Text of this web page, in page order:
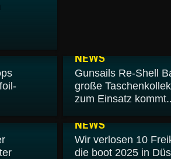
NEWS
Gunsails Re-Shell
große
zum Einsatz
NEWS
Wir verlosen 10
die boot 2025 in